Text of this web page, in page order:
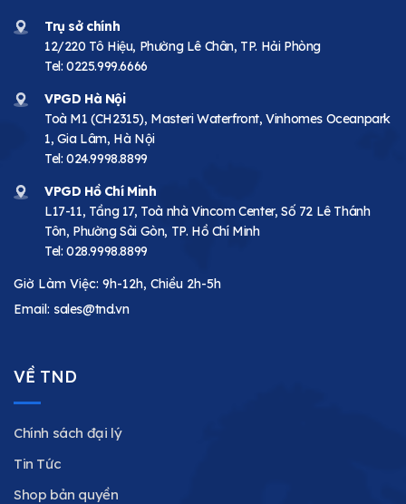
Trụ sở chính
12/220 Tô Hiệu, Phường Lê Chân, TP. Hải Phòng
Tel: 0225.999.6666
VPGD Hà Nội
Toà M1 (CH2315), Masteri Waterfront, Vinhomes Oceanpark
1, Gia Lâm, Hà Nội
Tel: 024.9998.8899
VPGD Hồ Chí Minh
L17-11, Tầng 17, Toà nhà Vincom Center, Số 72 Lê Thánh
Tôn, Phường Sài Gòn, TP. Hồ Chí Minh
Tel: 028.9998.8899
Giờ Làm Việc: 9h-12h, Chiều 2h-5h
Email: sales@tnd.vn
VỀ TND
Chính sách đại lý
Tin Tức
Shop bản quyền